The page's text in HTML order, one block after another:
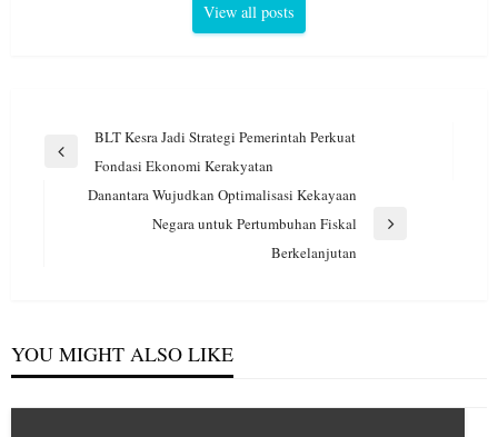
View all posts
Navigasi
Previous
BLT Kesra Jadi Strategi Pemerintah Perkuat
Fondasi Ekonomi Kerakyatan
Danantara Wujudkan Optimalisasi Kekayaan
Negara untuk Pertumbuhan Fiskal
Berkelanjutan
YOU MIGHT ALSO LIKE